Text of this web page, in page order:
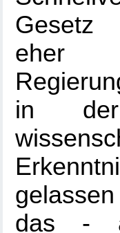
Gesetz
eher
in der
das -